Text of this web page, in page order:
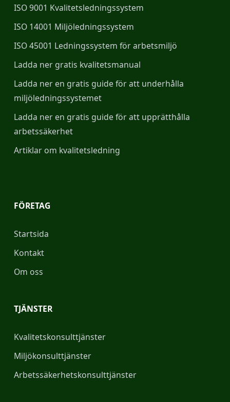
ISO 9001 Kvalitetsledningssystem
ISO 14001 Miljöledningssystem
ISO 45001 Ledningssystem för arbetsmiljö
Ladda ner gratis kvalitetsmanual
Ladda ner en gratis guide för att underhålla
miljöledningssystemet
Ladda ner en gratis guide för att upprätthålla
arbetssäkerhet
Artiklar om kvalitetsledning
FÖRETAG
Startsida
Kontakt
Om oss
TJÄNSTER
Kvalitetskonsulttjänster
Miljökonsulttjänster
Arbetssäkerhetskonsulttjänster